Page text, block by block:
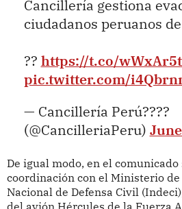
Cancillería gestiona
ciudadanos peruanos
?? https://t.co/
pic.twitter.com/
— Cancillería Perú????
(@CancilleriaPeru)
De igual modo, en el comunicado
coordinación con el Ministerio
Nacional de Defensa Civil
del avión Hércules de la Fuerza